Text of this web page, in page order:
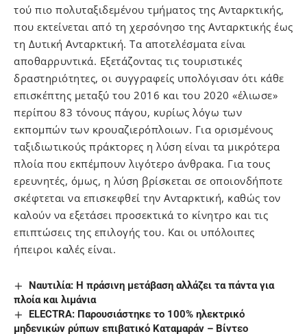
τού πιο πολυταξιδεμένου τμήματος της Ανταρκτικής,
που εκτείνεται από τη χερσόνησο της Ανταρκτικής έως
τη Δυτική Ανταρκτική. Τα αποτελέσματα είναι
αποθαρρυντικά. Εξετάζοντας τις τουριστικές
δραστηριότητες, οι συγγραφείς υπολόγισαν ότι κάθε
επισκέπτης μεταξύ του 2016 και του 2020 «έλιωσε»
περίπου 83 τόνους πάγου, κυρίως λόγω των
εκπομπών των κρουαζιερόπλοιων. Για ορισμένους
ταξιδιωτικούς πράκτορες η λύση είναι τα μικρότερα
πλοία που εκπέμπουν λιγότερο άνθρακα. Για τους
ερευνητές, όμως, η λύση βρίσκεται σε οποιονδήποτε
σκέφτεται να επισκεφθεί την Ανταρκτική, καθώς τον
καλούν να εξετάσει προσεκτικά το κίνητρο και τις
επιπτώσεις της επιλογής του. Και οι υπόλοιπες
ήπειροι καλές είναι.
Ναυτιλία: Η πράσινη μετάβαση αλλάζει τα πάντα για
πλοία και λιμάνια
ELECTRA: Παρουσιάστηκε το 100% ηλεκτρικό
μηδενικών ρύπων επιβατικό Καταμαράν – Βίντεο